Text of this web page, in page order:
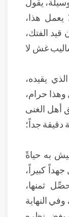
يعمل هذا،
قيد الفتك،
غش لا
يقيده،
حرام،
أهل الغنى
دقيقة جداً؛
به حياةً
كبيراً،
ثمنها،
النهاية